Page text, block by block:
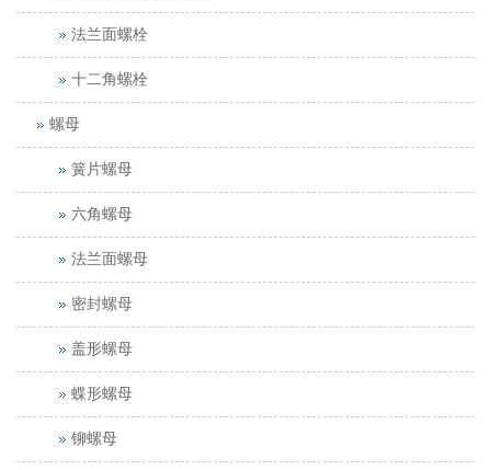
法兰面螺栓
十二角螺栓
螺母
簧片螺母
六角螺母
法兰面螺母
密封螺母
盖形螺母
蝶形螺母
铆螺母